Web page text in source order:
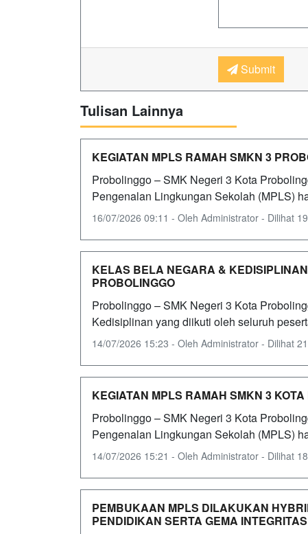
Submit
Tulisan Lainnya
KEGIATAN MPLS RAMAH SMKN 3
Probolinggo – SMK Negeri 3 Kota
Pengenalan Lingkungan Sekolah (MPLS)
16/07/2026 09:11 - Oleh Administrator - Dilihat
KELAS BELA NEGARA &
PROBOLINGGO
Probolinggo – SMK Negeri 3 Kota
Kedisiplinan yang diikuti oleh seluruh
14/07/2026 15:23 - Oleh Administrator - Dilihat
KEGIATAN MPLS RAMAH SMKN 3
Probolinggo – SMK Negeri 3 Kota
Pengenalan Lingkungan Sekolah (MPLS)
14/07/2026 15:21 - Oleh Administrator - Dilihat
PEMBUKAAN MPLS DILAKUKAN
PENDIDIKAN SERTA GEMA INTEGRITAS